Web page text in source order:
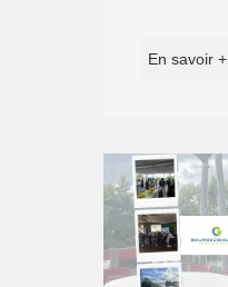
En savoir +